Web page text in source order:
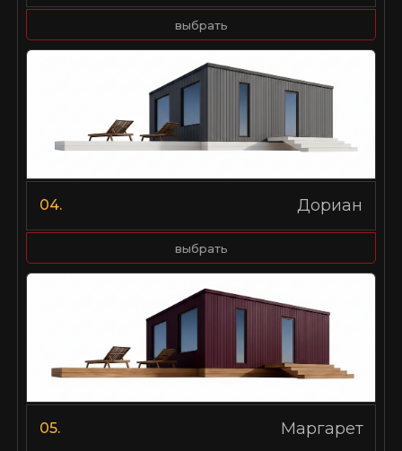
выбрать
Дориан
выбрать
04.
Маргарет
05.